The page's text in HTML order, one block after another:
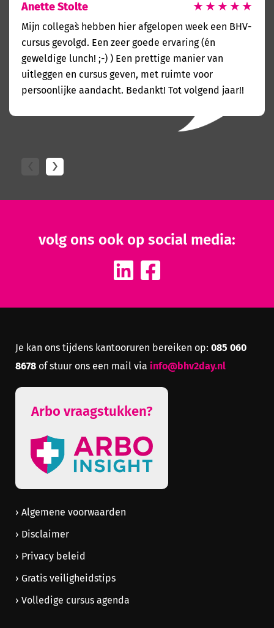
Anette Stolte ★★★★★
Mijn collega`s hebben hier afgelopen week een BHV-
cursus gevolgd. Een zeer goede ervaring (én
geweldige lunch! ;-) ) Een prettige manier van
uitleggen en cursus geven, met ruimte voor
persoonlijke aandacht. Bedankt! Tot volgend jaar!!
volg ons ook op social media:
Je kan ons tijdens kantooruren bereiken op: 085 060
8678 of stuur ons een mail via info@bhv2day.nl
Arbo vraagstukken?
Algemene voorwaarden
Disclaimer
Privacy beleid
Gratis veiligheidstips
Volledige cursus agenda